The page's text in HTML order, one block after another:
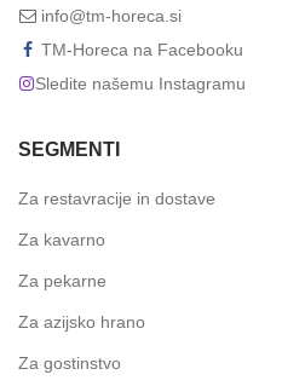
info@tm-horeca.si
TM-Horeca na Facebooku
Sledite našemu Instagramu
SEGMENTI
Za restavracije in dostave
Za kavarno
Za pekarne
Za azijsko hrano
Za gostinstvo